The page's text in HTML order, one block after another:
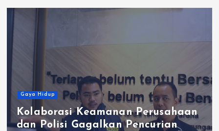
Gaya Hidup
Kolaborasi Keamanan Perusahaan
dan Polisi Gagalkan Pencurian